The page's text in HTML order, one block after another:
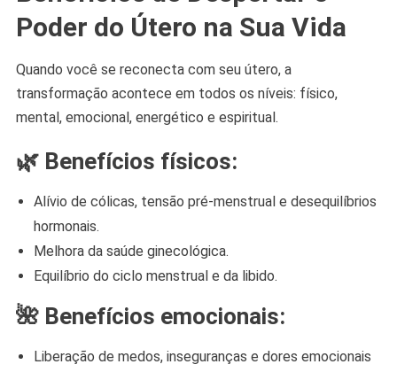
Poder do Útero na Sua Vida
Quando você se reconecta com seu útero, a
transformação acontece em todos os níveis: físico,
mental, emocional, energético e espiritual.
🌿 Benefícios físicos:
Alívio de cólicas, tensão pré-menstrual e desequilíbrios
hormonais.
Melhora da saúde ginecológica.
Equilíbrio do ciclo menstrual e da libido.
🌺 Benefícios emocionais:
Liberação de medos, inseguranças e dores emocionais